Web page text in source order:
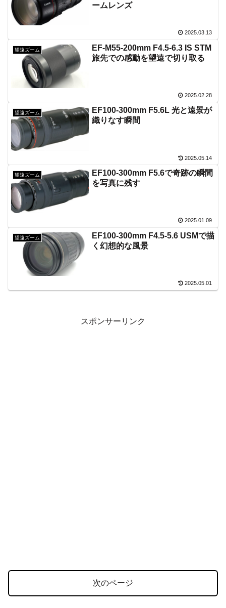
ームレンズ
2025.03.13
望遠ズーム
EF-M55-200mm F4.5-6.3 IS STM
旅先での感動を望遠で切り取る
2025.02.28
望遠ズーム
EF100-300mm F5.6L 光と遠景が
織りなす瞬間
2025.05.14
望遠ズーム
EF100-300mm F5.6で奇跡の瞬間
を写真に残す
2025.01.09
望遠ズーム
EF100-300mm F4.5-5.6 USMで描
く幻想的な風景
2025.05.01
スポンサーリンク
次のページ